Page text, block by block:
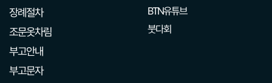
장례절차
조문옷차림
부고안내
부고문자
BTN유튜브
붓다회